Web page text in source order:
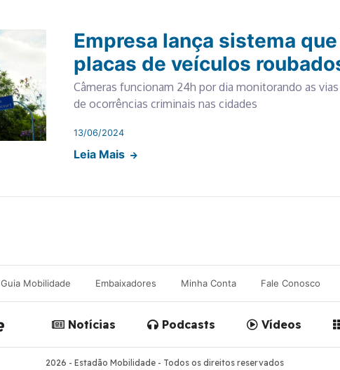
Empresa lança sistema
placas de veículos
Câmeras funcionam 24h por dia monitorando as
de ocorrências criminais nas cidades
13/06/2024
Leia Mais
Guia Mobilidade Embaixadores Minha Conta Fale Conosco
Notícias Podcasts Vídeos
2026 - Estadão Mobilidade - Todos os direitos reservados